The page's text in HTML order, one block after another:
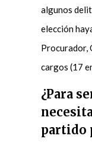
algunos
elección
Procurador,
cargos (17
¿Para
partido